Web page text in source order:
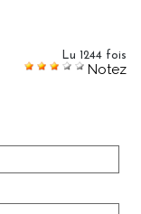
Lu 1244 fois
Notez